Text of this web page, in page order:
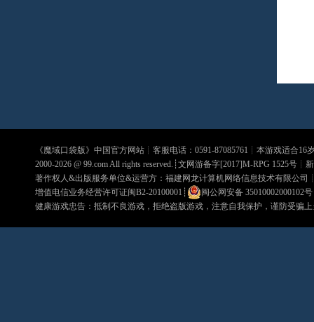
《魔域口袋版》中国官方网站┊客服电话：0591-87085761┊本游戏适合16
2000-2026 @ 99.comAll rights reserved.┊文网游备字[2017]M-RPG 1525号┊
著作权人&出版服务单位&运营方：福建网龙计算机网络信息技术有限公司
增值电信业务经营许可证闽B2-20100001 ┊ 闽公网安备 35010002000102号
健康游戏忠告：抵制不良游戏，拒绝盗版游戏，注意自我保护，谨防受骗